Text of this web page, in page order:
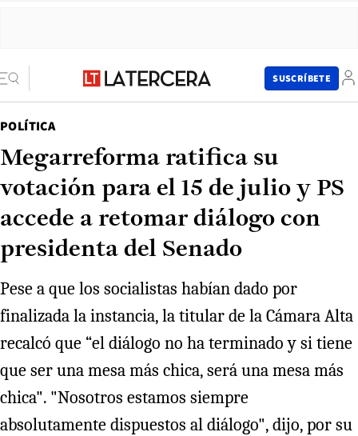
SUSCRÍBETE
POLÍTICA
Megarreforma ratifica su
votación para el 15 de julio y PS
accede a retomar diálogo con
presidenta del Senado
Pese a que los socialistas habían dado por
finalizada la instancia, la titular de la Cámara Alta
recalcó que “el diálogo no ha terminado y si tiene
que ser una mesa más chica, será una mesa más
chica". "Nosotros estamos siempre
absolutamente dispuestos al diálogo", dijo, por su